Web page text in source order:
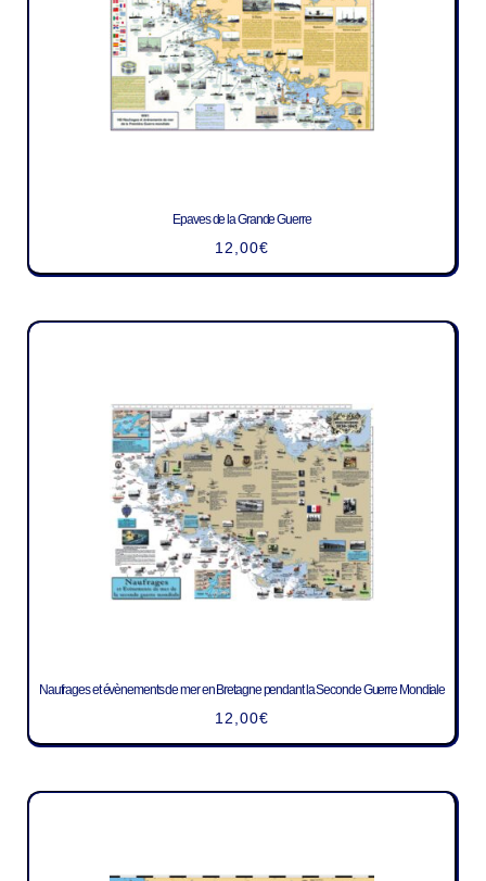
Epaves de la Grande Guerre
12,00€
Naufrages et évènements de mer en Bretagne pendant la Seconde Guerre Mondiale
12,00€